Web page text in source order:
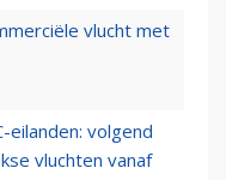
vlucht met
eilanden: volgend
vluchten vanaf